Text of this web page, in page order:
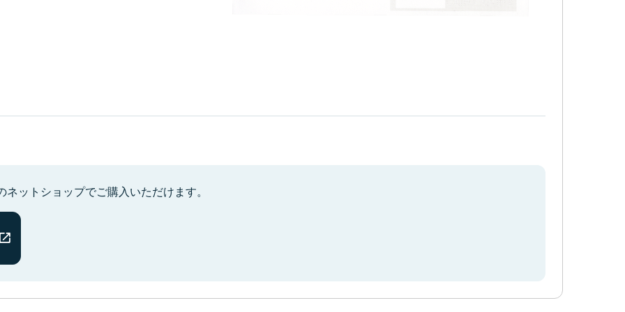
ットショップでご購入いただけます。